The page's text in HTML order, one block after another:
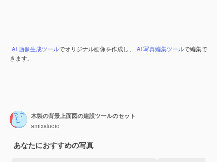
AI 画像生成ツールでオリジナル画像を作成し、 AI 写真編集ツールで編集で
きます。
木製の背景上面図の建設ツールのセット
amixstudio
あなたにおすすめの写真